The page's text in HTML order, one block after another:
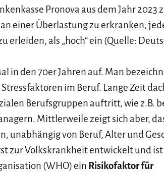
Pronova aus dem Jahr 2023
einer Überlastung zu erkranken,
erleiden, als „hoch“ ein (Quelle:
in den 70er Jahren auf. Man
im Beruf. Lange Zeit
Berufsgruppen auftritt, wie z.B.
Mittlerweile zeigt sich aber,
unabhängig von Beruf, Alter und
zur Volkskrankheit entwickelt und ist
(WHO) ein Risikofaktor für